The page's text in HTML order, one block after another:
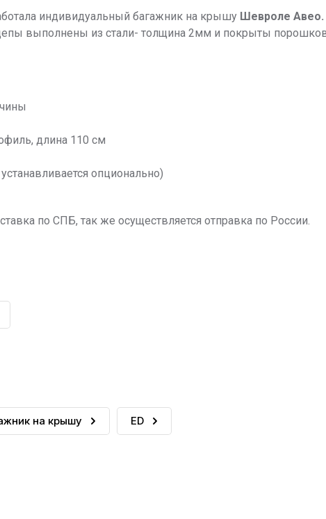
индивидуальный багажник на крышу Шевроле Авео.
выполнены из стали- толщина 2мм и покрыты
длина 110 см
опционально)
по СПБ, так же осуществляется отправка по России.
на крышу ED